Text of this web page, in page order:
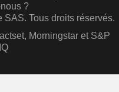
?
Tous droits réservés.
Morningstar et S&P